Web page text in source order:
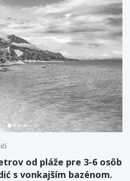
od pláže pre 3-6 osôb
s vonkajším bazénom.